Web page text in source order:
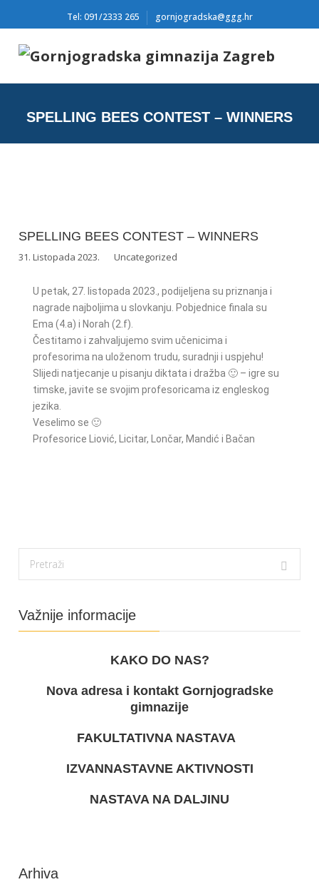
Tel: 091/2333 265 gornjogradska@ggg.hr
SPELLING BEES CONTEST – WINNERS
SPELLING BEES CONTEST – WINNERS
31. Listopada 2023. Uncategorized
U petak, 27. listopada 2023., podijeljena su priznanja i
nagrade najboljima u slovkanju. Pobjednice finala su
Ema (4.a) i Norah (2.f).
Čestitamo i zahvaljujemo svim učenicima i
profesorima na uloženom trudu, suradnji i uspjehu!
Slijedi natjecanje u pisanju diktata i dražba 🙂 – igre su
timske, javite se svojim profesoricama iz engleskog
jezika.
Veselimo se 🙂
Profesorice Liović, Licitar, Lončar, Mandić i Bačan
Važnije informacije
KAKO DO NAS?
Nova adresa i kontakt Gornjogradske
gimnazije
FAKULTATIVNA NASTAVA
IZVANNASTAVNE AKTIVNOSTI
NASTAVA NA DALJINU
Arhiva